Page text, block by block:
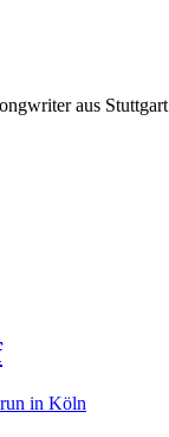
aus Stuttgart
in Köln